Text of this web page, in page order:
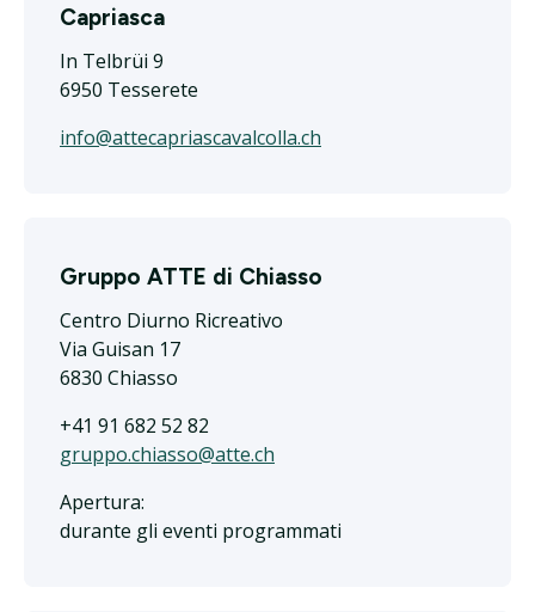
Capriasca
In Telbrüi 9
6950 Tesserete
info@attecapriascavalcolla.ch
Gruppo ATTE di Chiasso
Centro Diurno Ricreativo
Via Guisan 17
6830 Chiasso
+41 91 682 52 82
gruppo.chiasso@atte.ch
Apertura:
durante gli eventi programmati